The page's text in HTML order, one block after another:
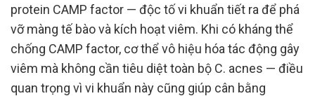
protein CAMP factor — độc tố vi khuẩn tiết ra để phá
vỡ màng tế bào và kích hoạt viêm. Khi có kháng thể
chống CAMP factor, cơ thể vô hiệu hóa tác động gây
viêm mà không cần tiêu diệt toàn bộ C. acnes — điều
quan trọng vì vi khuẩn này cũng giúp cân bằng